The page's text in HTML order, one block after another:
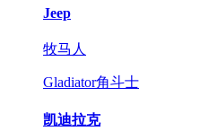
Jeep
牧马人
Gladiator角斗士
凯迪拉克